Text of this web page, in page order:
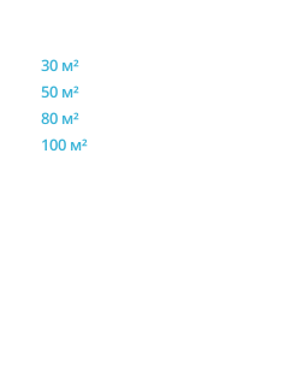
30 м²
50 м²
80 м²
100 м²